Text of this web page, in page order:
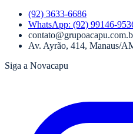
(92) 3633-6686
WhatsApp: (92) 99146-
Av. Ayrão, 414, Manaus/
Siga a Novacapu